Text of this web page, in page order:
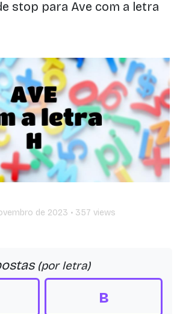
stop para Ave com a letra
de 2023 • 357 views
(por letra)
B